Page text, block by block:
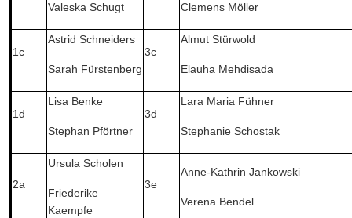
Valeska Schugt Clemens Möller
1c
Astrid Schneiders
Sarah Fürstenberg
3c
Almut Stürwold
Elauha Mehdisada
1d
Lisa Benke
Stephan Pförtner
3d
Lara Maria Fühner
Stephanie Schostak
2a
Ursula Scholen
Friederike
Kaempfe
3e
Anne-Kathrin Jankowski
Verena Bendel